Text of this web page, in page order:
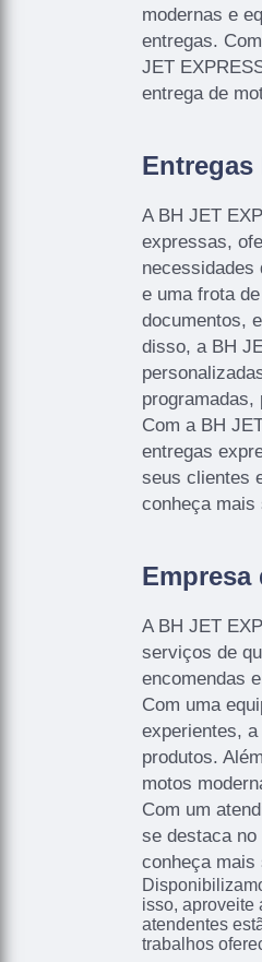
modernas e
entregas.
JET
entrega de
Entregas
A BH JET
expressas,
necessidades
e uma frota
documentos,
disso, a BH
programadas,
Com a BH
entregas
seus clientes
conheça
Empresa
A BH JET
serviços de
encomendas
Com uma
experientes,
produtos.
motos
Com um
se destaca
conheça mais
isso, aproveite
atendentes
trabalhos